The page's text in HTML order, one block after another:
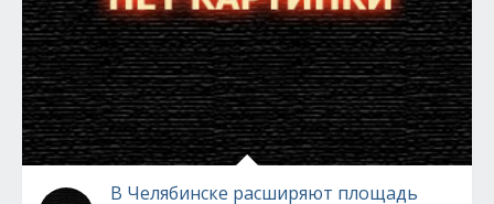
В Челябинске расширяют площадь